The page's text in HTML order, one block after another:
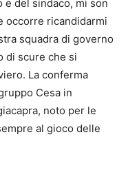
e del sindaco, mi son
occorre ricandidarmi
squadra di governo
di scure che si
La conferma
Cesa in
noto per le
al gioco delle